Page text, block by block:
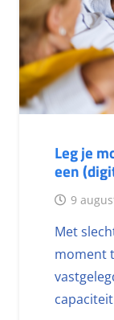
Leg je
een
9
Met
moment